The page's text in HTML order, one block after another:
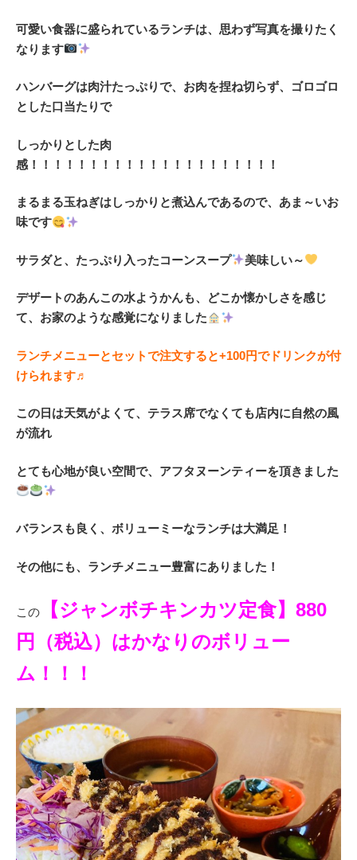
可愛い食器に盛られているランチは、思わず写真を撮りたく
なります
ハンバーグは肉汁たっぷりで、お肉を捏ね切らず、ゴロゴロ
とした口当たりで
しっかりとした肉
感！！！！！！！！！！！！！！！！！！！！！
まるまる玉ねぎはしっかりと煮込んであるので、あま～いお
味です
サラダと、たっぷり入ったコーンスープ 美味しい～
デザートのあんこの水ようかんも、どこか懐かしさを感じ
て、お家のような感覚になりました
ランチメニューとセットで注文すると+100円でドリンクが付
けられます♬
この日は天気がよくて、テラス席でなくても店内に自然の風
が流れ
とても心地が良い空間で、アフタヌーンティーを頂きました
バランスも良く、ボリューミーなランチは大満足！
その他にも、ランチメニュー豊富にありました！
この
【ジャンボチキンカツ定食】880
円（税込）はかなりのボリュー
ム！！！